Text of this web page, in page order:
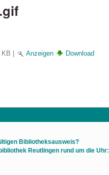
KB | Anzeigen Download
Bibliotheksausweis?
Reutlingen rund um die Uhr: